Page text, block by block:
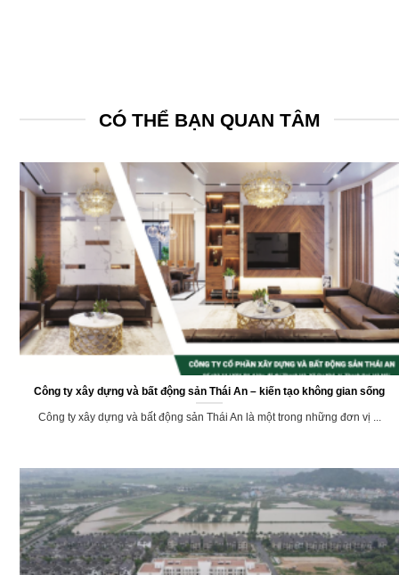
CÓ THỂ BẠN QUAN TÂM
Công ty xây dựng và bất động sản Thái An – kiến tạo không gian sống
Công ty xây dựng và bất động sản Thái An là một trong những đơn vị ...